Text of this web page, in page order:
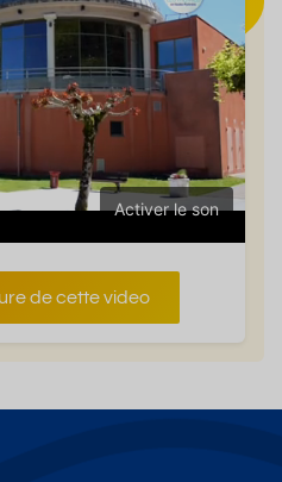
Activer le son
de cette video